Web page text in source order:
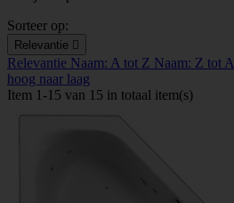
Sorteer op:
Relevantie 
Relevantie Naam: A tot Z Naam: Z tot A
hoog naar laag
Item 1-15 van 15 in totaal item(s)